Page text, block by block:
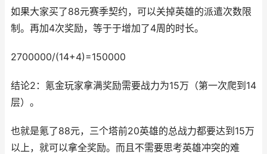
如果大家买了88元赛季契约，可以关掉英雄的派遣次数限
制。再加4次奖励，等于于增加了4周的时长。
2700000/(14+4)=150000
结论2：氪金玩家拿满奖励需要战力为15万（第一次爬到14
层）。
也就是氪了88元，三个塔前20英雄的总战力都要达到15万
以上，就可以拿全奖励。而且不需要思考英雄冲突的难